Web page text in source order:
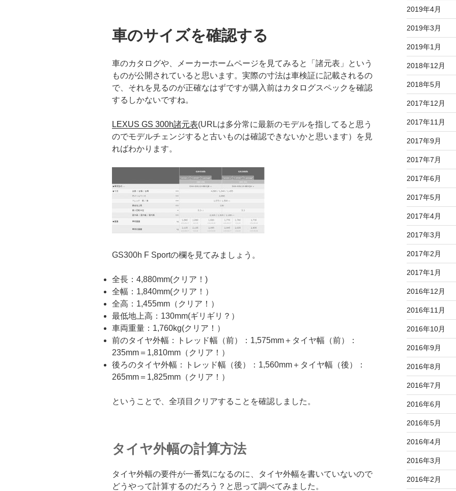
車のサイズを確認する
車のカタログや、メーカーホームページを見てみると「諸元表」という
ものが公開されていると思います。実際の寸法は車検証に記載されるの
で、それを見るのが正確なはずですが購入前はカタログスペックを確認
するしかないですね。
LEXUS GS 300h諸元表(URLは多分常に最新のモデルを指してると思う
のでモデルチェンジすると古いものは確認できないかと思います）を見
ればわかります。
GS300h F Sportの欄を見てみましょう。
全長：4,880mm(クリア！)
全幅：1,840mm(クリア！）
全高：1,455mm（クリア！）
最低地上高：130mm(ギリギリ？）
車両重量：1,760kg(クリア！）
前のタイヤ外幅：トレッド幅（前）：1,575mm＋タイヤ幅（前）：
235mm＝1,810mm（クリア！）
後ろのタイヤ外幅：トレッド幅（後）：1,560mm＋タイヤ幅（後）：
265mm＝1,825mm（クリア！）
ということで、全項目クリアすることを確認しました。
タイヤ外幅の計算方法
タイヤ外幅の要件が一番気になるのに、タイヤ外幅を書いていないので
どうやって計算するのだろう？と思って調べてみました。
2019年4月
2019年3月
2019年1月
2018年12月
2018年5月
2017年12月
2017年11月
2017年9月
2017年7月
2017年6月
2017年5月
2017年4月
2017年3月
2017年2月
2017年1月
2016年12月
2016年11月
2016年10月
2016年9月
2016年8月
2016年7月
2016年6月
2016年5月
2016年4月
2016年3月
2016年2月